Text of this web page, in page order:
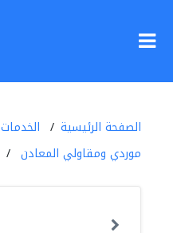
الصفحة الرئيسية
الخدمات
موردي ومقاولي المعادن